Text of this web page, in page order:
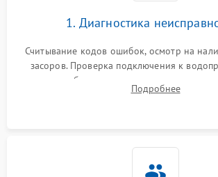
1. Диагностика
Считывание кодов ошибок, осмотр на
засоров. Проверка подключения к
жалоб на отсутствие слива, нагрева,
разбрызгивателей или срабатывание
Подробнее